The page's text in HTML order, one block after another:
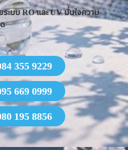
ะบบ RO และ UV มั่นใจความ
355 9229
669 0999
195 8856